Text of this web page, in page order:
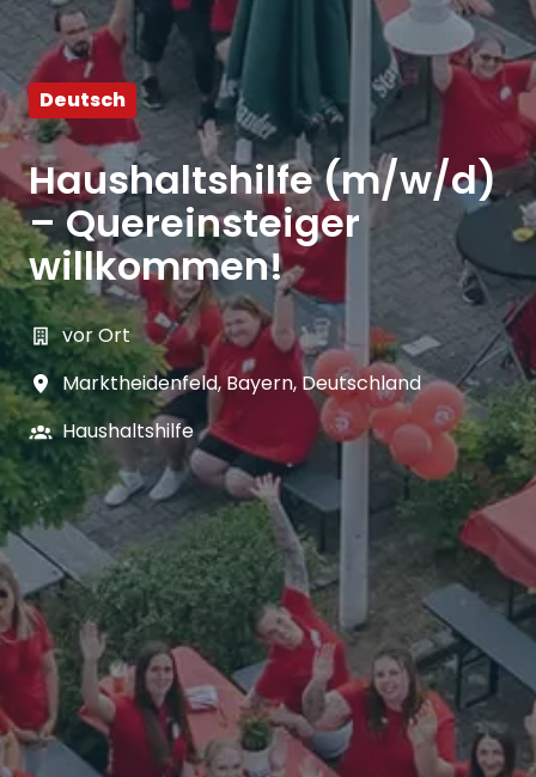
Deutsch
Haushaltshilfe (m/w/d)
– Quereinsteiger
willkommen!
vor Ort
Marktheidenfeld,Bayern,Deutschland
Haushaltshilfe